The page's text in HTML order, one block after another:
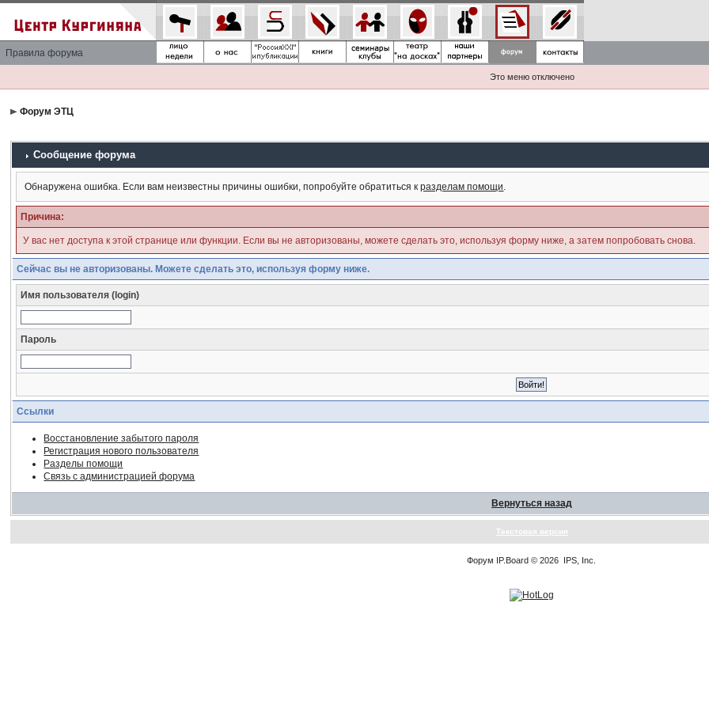
Правила форума
Это меню отключено
Форум ЭТЦ
Сообщение форума
Обнаружена ошибка. Если вам неизвестны причины ошибки, попробуйте обратиться кразделам помощи.
Причина:
У вас нет доступа к этой странице или функции. Если вы не авторизованы, можете сделать это, используя форму ниже, а затем попробовать снова.
Сейчас вы не авторизованы. Можете сделать это, используя форму ниже.
Имя пользователя (login)
Пароль
Ссылки
Восстановление забытого пароля
Регистрация нового пользователя
Разделы помощи
Связь с администрацией форума
Вернуться назад
Текстовая версия
Форум IP.Board © 2026 IPS, Inc